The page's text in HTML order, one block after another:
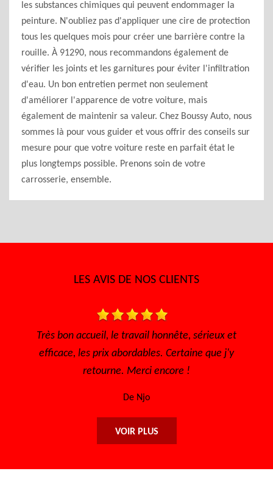
les substances chimiques qui peuvent endommager la
peinture. N'oubliez pas d'appliquer une cire de protection
tous les quelques mois pour créer une barrière contre la
rouille. À 91290, nous recommandons également de
vérifier les joints et les garnitures pour éviter l'infiltration
d'eau. Un bon entretien permet non seulement
d'améliorer l'apparence de votre voiture, mais
également de maintenir sa valeur. Chez Boussy Auto, nous
sommes là pour vous guider et vous offrir des conseils sur
mesure pour que votre voiture reste en parfait état le
plus longtemps possible. Prenons soin de votre
carrosserie, ensemble.
LES AVIS DE NOS CLIENTS
Très bon accueil, rapide pour avoir un rendez vous, à
l'écoute Disponible, sérieux et efficace... Merci
encore à toute l'équipe.
De Maryse
VOIR PLUS